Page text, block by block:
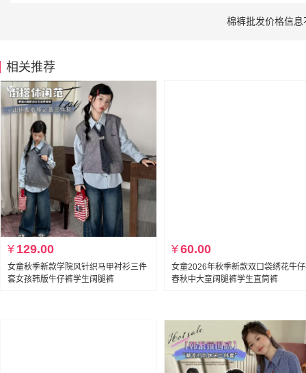
棉裤批发价格信
相关推荐
¥ 129.00
女童秋季新款学院风针织马甲衬衫三件
套女孩韩版牛仔裤学生阔腿裤
¥60.00
女童2026年秋季新款双口袋绣花牛
春秋中大童阔腿裤学生直筒裤